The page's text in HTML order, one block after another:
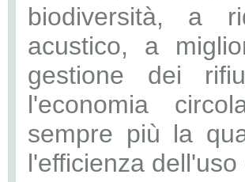
biodiversità, a
acustico, a
gestione dei
l'economia
sempre più la
l'efficienza